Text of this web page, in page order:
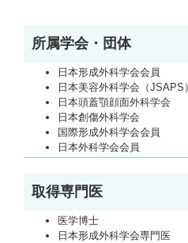
所属学会・団体
日本形成外科学会会員
日本美容外科学会（JSAPS
日本頭蓋顎顔面外科学会
日本創傷外科学会
国際形成外科学会会員
日本外科学会会員
取得専門医
医学博士
日本形成外科学会専門医